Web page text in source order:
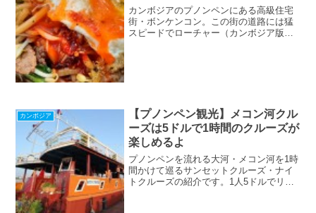
カンボジアのプノンペンにある高級住宅
街・ボンケンコン。この街の道路には猛
スピードでローチャー（カンボジア版焼
カンボジア
【プノンペン観光】メコン河クル
ーズは5ドルで1時間のクルーズが
楽しめるよ
プノンペンを流れる大河・メコン河を1時
間かけて巡るサンセットクルーズ・ナイ
トクルーズの紹介です。1人5ドルでリバ